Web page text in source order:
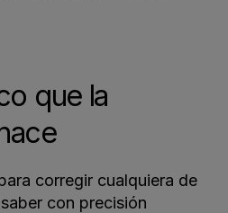
que la
corregir cualquiera de
con precisión